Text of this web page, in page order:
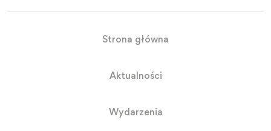
Strona główna
Aktualności
Wydarzenia